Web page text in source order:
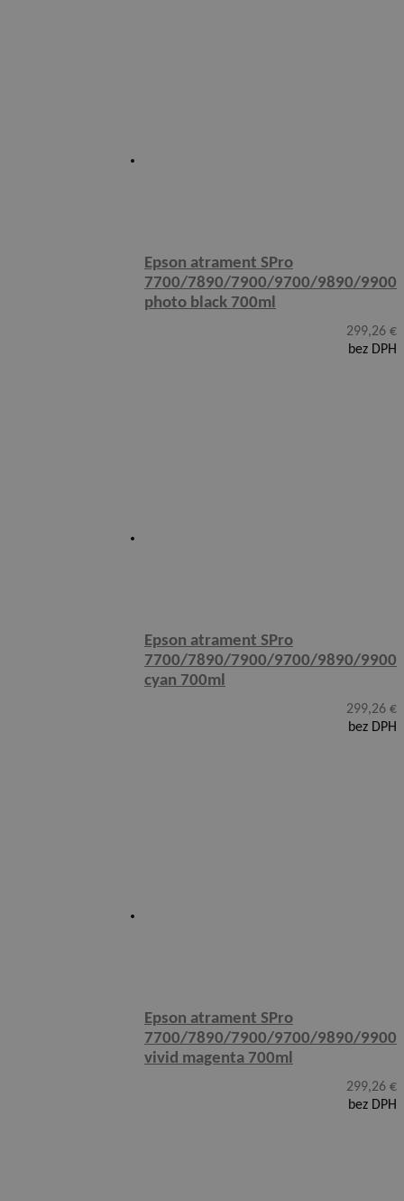
Epson atrament SPro
7700/7890/7900/9700/9890/9900
photo black 700ml
299,26 €
bez DPH
Epson atrament SPro
7700/7890/7900/9700/9890/9900
cyan 700ml
299,26 €
bez DPH
Epson atrament SPro
7700/7890/7900/9700/9890/9900
vivid magenta 700ml
299,26 €
bez DPH